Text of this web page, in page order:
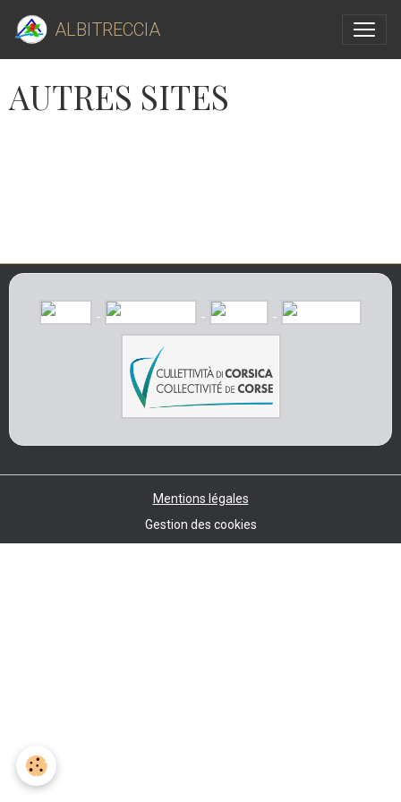
ALBITRECCIA
AUTRES SITES
Mentions légales
Gestion des cookies